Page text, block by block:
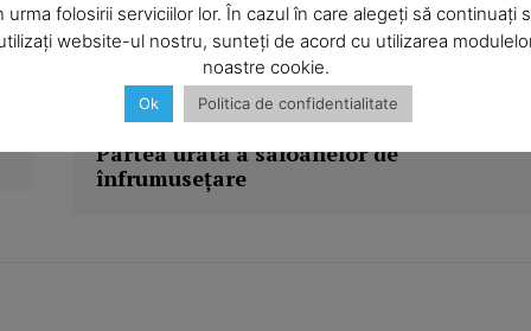
Subscription Plans
My account
Articolul următor
Partea urâtă a saloanelor de
înfrumuseţare
urma folosirii serviciilor lor. În cazul în care alegeți să continuați
website-ul nostru, sunteți de acord cu utilizarea
noastre cookie.
Ok Politica de confidentialitate